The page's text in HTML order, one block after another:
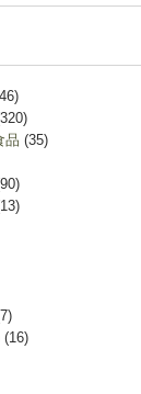
品 (35)
(16)